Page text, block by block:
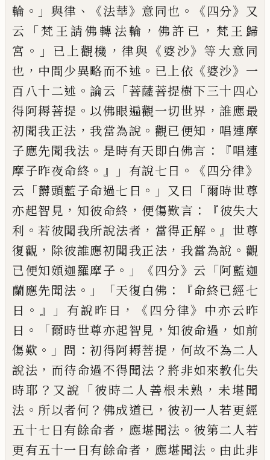
輪 。」 與律 、《法華》 意同也 。《四分》 又
云
「梵王請佛轉法輪 ，佛許已 ， 梵王歸
宮 。」 已上觀機 ，律與 《婆沙》等 大意同
也 ， 中間少異略而不述 。 已 上依 《婆沙》 一
百八十二述 。論云 「菩薩菩提樹下三十四心
得阿耨菩提 。 以佛眼遍觀一切世界 ，誰應最
初聞我正法 ， 我當為說 。 觀已便知 ， 唱連摩
子應先聞我法 。 是時有天即白佛言 ：『唱連
摩子昨夜命終 。』」 有說七日 。《四分律》
云 「欝頭藍子命過七日 。」 又曰 「爾時世尊
亦起智見 ， 知彼命終 ， 便傷歎言 ：『彼失大
利 。若彼聞我所說法者 ， 當得正解 。』 世尊
復觀 ， 除彼誰應初聞我正法 ， 我當為說 。 觀
已便知頞迦羅摩子 。」《四分》 云 「阿藍迦
蘭應先聞法 。」「天復白佛 ：『命終已經七
日 。』」 有說昨 日 ，《 四分律》 中亦云昨
日 。「爾時世尊亦起智見 ，知彼命過 ， 如前
傷歎 。」 問 ：初得阿耨菩提 ， 何故不為二人
說法 ， 而待命過不得聞法 ？ 將非如來教化失
時耶 ？ 又說 「彼時二人善根未熟 ， 未堪聞
法 。 所以者何 ？ 佛成道已 ， 彼初一人若更經
五十七日有餘命者 ， 應堪聞法 。 彼第二人若
更有五十一日有餘命者 ， 應堪聞法 。 由此非